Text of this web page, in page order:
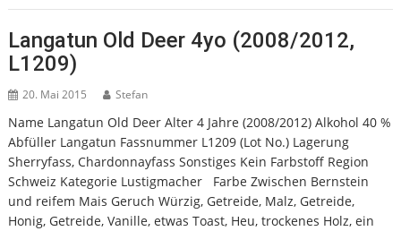
Langatun Old Deer 4yo (2008/2012,
L1209)
20. Mai 2015 Stefan
Name Langatun Old Deer Alter 4 Jahre (2008/2012) Alkohol 40 %
Abfüller Langatun Fassnummer L1209 (Lot No.) Lagerung
Sherryfass, Chardonnayfass Sonstiges Kein Farbstoff Region
Schweiz Kategorie Lustigmacher Farbe Zwischen Bernstein
und reifem Mais Geruch Würzig, Getreide, Malz, Getreide,
Honig, Getreide, Vanille, etwas Toast, Heu, trockenes Holz, ein